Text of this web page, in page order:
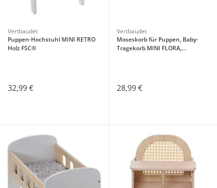
Vertbaudet
Puppen-Hochstuhl MINI RETRO
Holz FSC®
32,99 €
Vertbaudet
Moseskorb für Puppen, Baby-
Tragekorb MINI FLORA,
28,99 €